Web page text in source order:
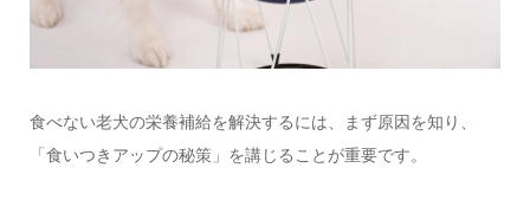
食べない老犬の栄養補給を解決するには、まず原因を知り、
「食いつきアップの秘策」を講じることが重要です。